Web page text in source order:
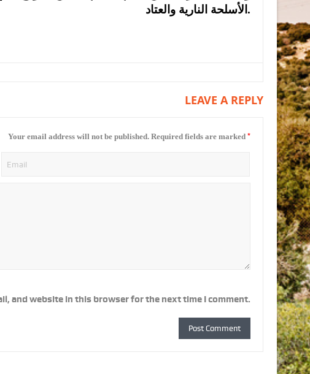
الأسلحة النارية والعتاد.
LEAVE A REPLY
Your email address will not be published. Required fields are marked *
and website in this browser for the next time I comment.